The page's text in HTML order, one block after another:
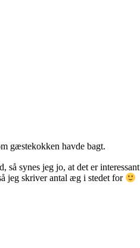
gæstekokken havde bagt.
så synes jeg jo, at det er interessant
jeg skriver antal æg i stedet for